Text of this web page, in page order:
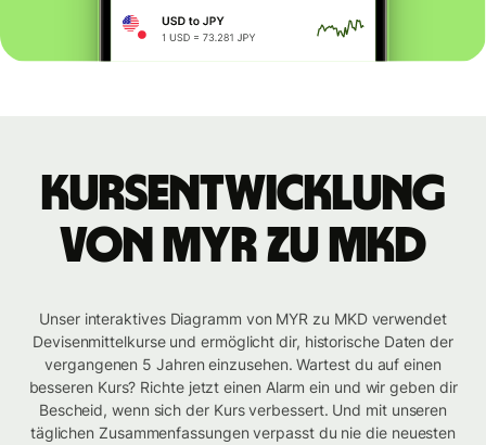
Kursentwicklung
von MYR zu MKD
Unser interaktives Diagramm von MYR zu MKD verwendet
Devisenmittelkurse und ermöglicht dir, historische Daten der
vergangenen 5 Jahren einzusehen. Wartest du auf einen
besseren Kurs? Richte jetzt einen Alarm ein und wir geben dir
Bescheid, wenn sich der Kurs verbessert. Und mit unseren
täglichen Zusammenfassungen verpasst du nie die neuesten